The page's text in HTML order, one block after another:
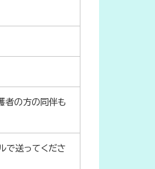
者の方の同伴も
で送ってくださ